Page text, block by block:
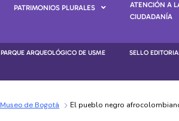
PATRIMONIOS PLURALES
ATENCIÓN A
CIUDADANÍA
PARQUE ARQUEOLÓGICO DE USME SELLO
Museo de Bogotá El pueblo negro